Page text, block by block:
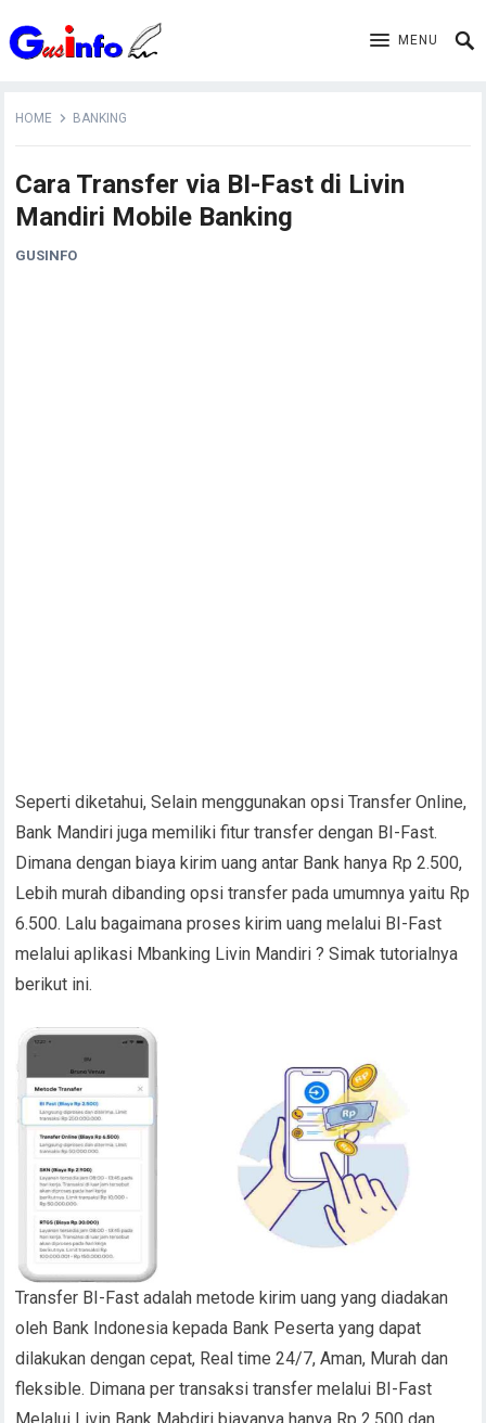
MENU
HOME BANKING
Cara Transfer via BI-Fast di Livin
Mandiri Mobile Banking
GUSINFO
Seperti diketahui, Selain menggunakan opsi Transfer Online,
Bank Mandiri juga memiliki fitur transfer dengan BI-Fast.
Dimana dengan biaya kirim uang antar Bank hanya Rp 2.500,
Lebih murah dibanding opsi transfer pada umumnya yaitu Rp
6.500. Lalu bagaimana proses kirim uang melalui BI-Fast
melalui aplikasi Mbanking Livin Mandiri ? Simak tutorialnya
berikut ini.
Transfer BI-Fast adalah metode kirim uang yang diadakan
oleh Bank Indonesia kepada Bank Peserta yang dapat
dilakukan dengan cepat, Real time 24/7, Aman, Murah dan
fleksible. Dimana per transaksi transfer melalui BI-Fast